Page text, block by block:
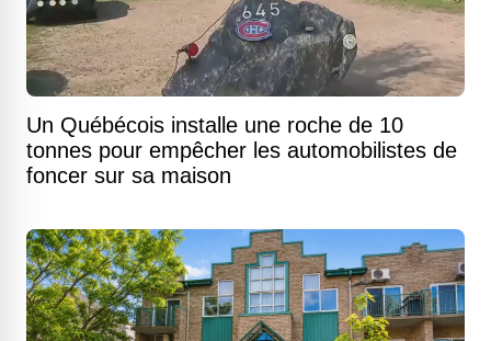
Un Québécois installe une roche de 10
tonnes pour empêcher les automobilistes de
foncer sur sa maison